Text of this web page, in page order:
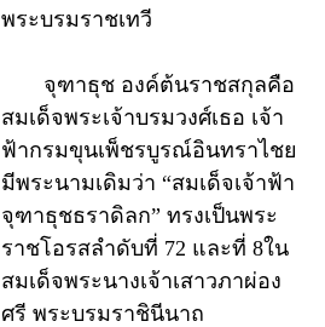
พระบรมราชเทวี
จุฑาธุช องค์ต้นราชสกุลคือ
สมเด็จพระเจ้าบรมวงศ์เธอ เจ้า
ฟ้ากรมขุนเพ็ชรบูรณ์อินทราไชย
มีพระนามเดิมว่า “สมเด็จเจ้าฟ้า
จุฑาธุชธราดิลก” ทรงเป็นพระ
ราชโอรสลำดับที่ 72 และที่ 8ใน
สมเด็จพระนางเจ้าเสาวภาผ่อง
ศรี พระบรมราชินีนาถ